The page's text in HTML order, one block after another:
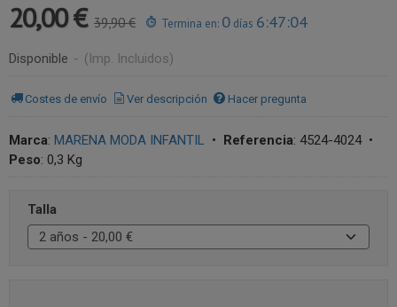
20,00 € 39,90 € Termina en: 0 días 6:47:04
Disponible - (Imp. Incluidos)
Costes de envío Ver descripción Hacer pregunta
Marca: MARENA MODA INFANTIL • Referencia: 4524-4024•
Peso: 0,3 Kg
Talla